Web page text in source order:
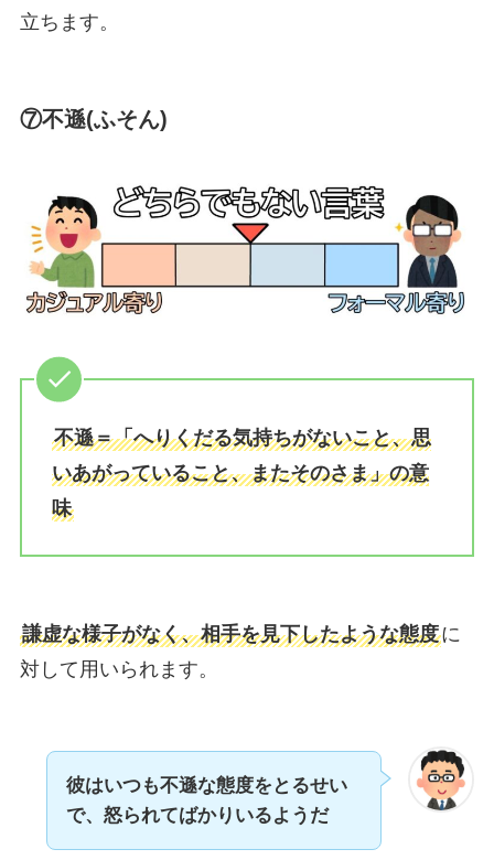
立ちます。
⑦不遜(ふそん)
不遜＝「へりくだる気持ちがないこと、思
いあがっていること、またそのさま」の意
味
謙虚な様子がなく、相手を見下したような態度に
対して用いられます。
彼はいつも不遜な態度をとるせい
で、怒られてばかりいるようだ